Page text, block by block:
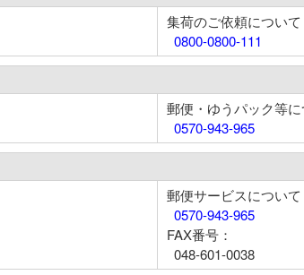
集荷のご依頼について
0800-0800-111
郵便・ゆうパック等に
0570-943-965
郵便サービスについて
0570-943-965
FAX番号：
048-601-0038